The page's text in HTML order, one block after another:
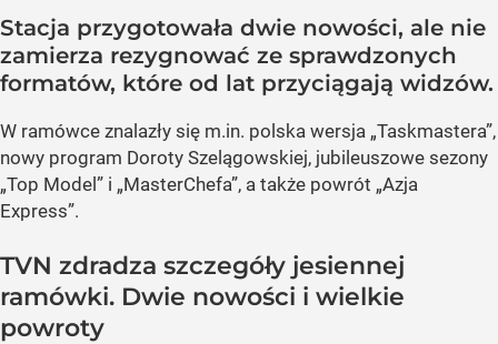
Stacja przygotowała dwie nowości, ale nie
zamierza rezygnować ze sprawdzonych
formatów, które od lat przyciągają widzów.
W ramówce znalazły się m.in. polska wersja „Taskmastera”,
nowy program Doroty Szelągowskiej, jubileuszowe sezony
„Top Model” i „MasterChefa”, a także powrót „Azja
Express”.
TVN zdradza szczegóły jesiennej
ramówki. Dwie nowości i wielkie
powroty